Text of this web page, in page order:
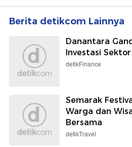
Berita detikcom Lainnya
Danantara
Investasi
detikFinance
Semarak
Warga dan
Bersama
detikTravel